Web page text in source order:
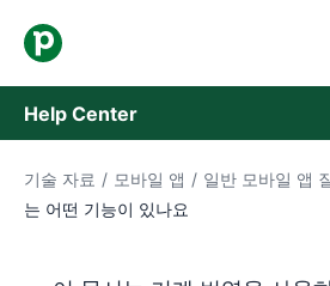
Help Center
기술 자료
기술 자료 / 모바일 앱 / 일반 모바일 앱
는 어떤 기능이 있나요